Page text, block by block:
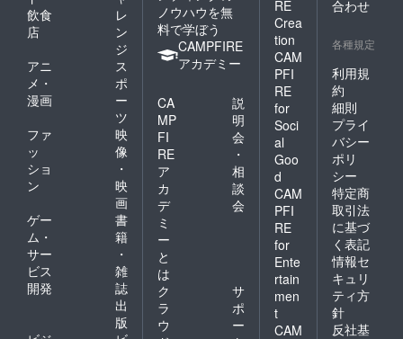
飲食
店
レ
ン
ジ
アニ
メ・
漫画
ス
ポ
ー
ツ
ファ
ッ
ショ
ン
映
像
・
映
画
ゲー
ム・
サー
ビス
開発
書
籍
・
雑
誌
出
版
ノウハウを無
料で学ぼう
CAMPFIRE
アカデミー
CA
MP
FI
RE
ア
カ
デ
ミ
ー
と
は
説
明
会
・
相
談
会
ク
ラ
ウ
サ
ポ
ー
RE
Crea
tion
CAM
PFI
RE
for
Soci
al
Goo
d
CAM
PFI
RE
for
Ente
rtain
men
t
CAM
合わせ
各種規定
利用規
約
細則
プライ
バシー
ポリ
シー
特定商
取引法
に基づ
く表記
情報セ
キュリ
ティ方
針
反社基